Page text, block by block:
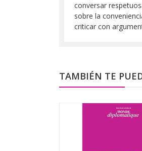
conversar
sobre la
criticar con
TAMBIÉN TE